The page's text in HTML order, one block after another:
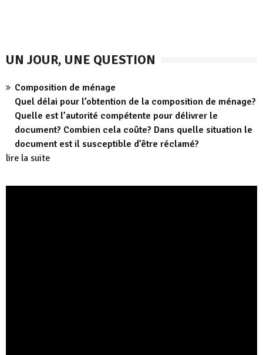
UN JOUR, UNE QUESTION
Composition de ménage
Quel délai pour l’obtention de la composition de ménage?
Quelle est l’autorité compétente pour délivrer le
document? Combien cela coûte? Dans quelle situation le
document est il susceptible d’être réclamé?
lire la suite